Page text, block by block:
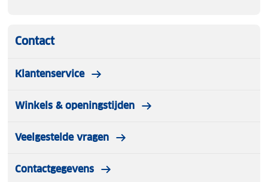
Contact
Klantenservice
Winkels & openingstijden
Veelgestelde vragen
Contactgegevens